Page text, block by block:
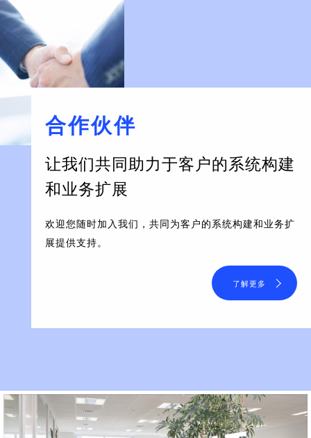
合作伙伴
让我们共同助力于客户的系统构建
和业务扩展
欢迎您随时加入我们，共同为客户的系统构建和业务扩
展提供支持。
了解更多